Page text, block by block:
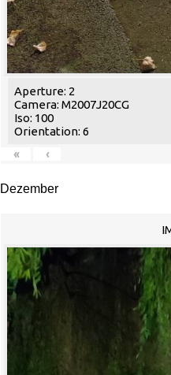
Aperture: 2
Camera: M2007J20CG
Iso: 100
Orientation: 6
«
‹
Dezember